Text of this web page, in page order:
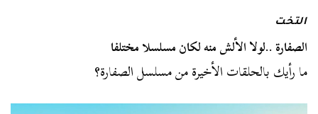
التخت
الصفارة ..لولا الألش منه لكان مسلسلا مختلفا
ما رأيك بالحلقات الأخيرة من مسلسل الصفارة؟